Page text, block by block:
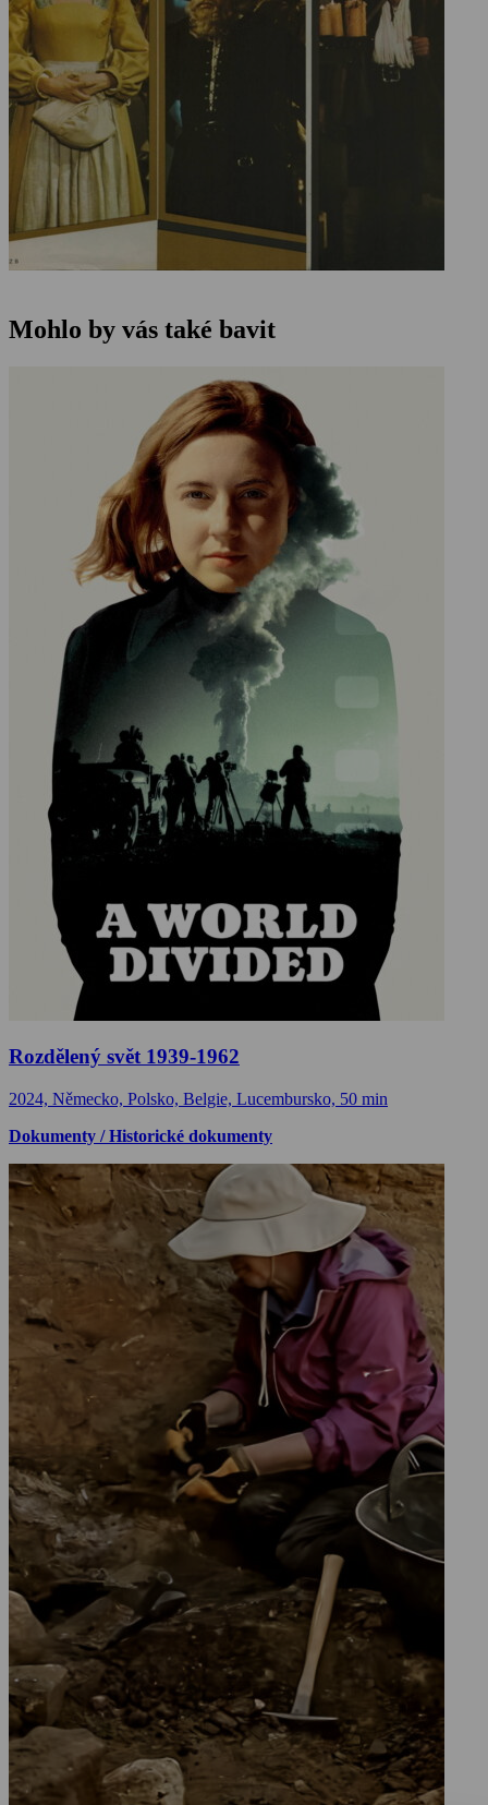
Mohlo by vás také bavit
Rozdělený svět 1939-1962
2024, Německo, Polsko, Belgie, Lucembursko, 50 min
Dokumenty / Historické dokumenty